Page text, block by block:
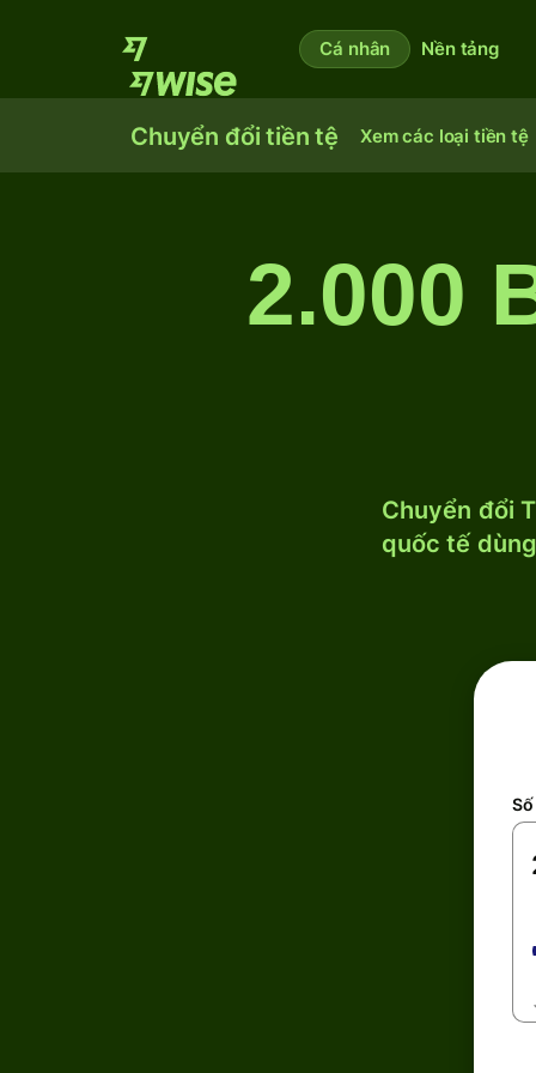
Cá nhân Nền tảng
Chuyển đổi tiền tệ Xem các loại tiền tệ
2.000
Chuyển đổi
quốc tế